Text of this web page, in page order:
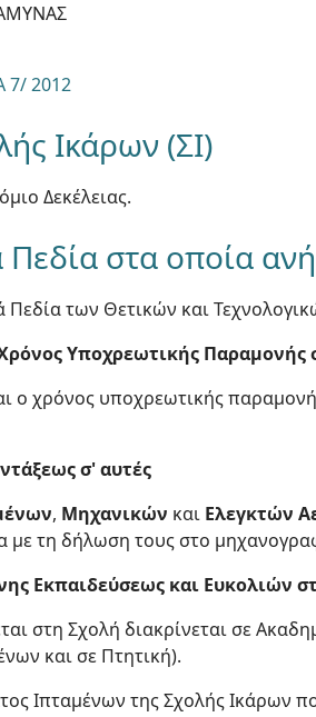
7/ 2012
Ικάρων (ΣΙ)
Δεκέλειας.
στα οποία
Πεδία των Θετικών και
Υποχρεωτικής
ο χρόνος υποχρεωτικής
σ' αυτές
, Μηχανικών και Ελεγκτών
τη δήλωση τους στο
Εκπαιδεύσεως και Ευκολιών
στη Σχολή διακρίνεται σε
και σε Πτητική).
Ιπταμένων της Σχολής Ικάρων